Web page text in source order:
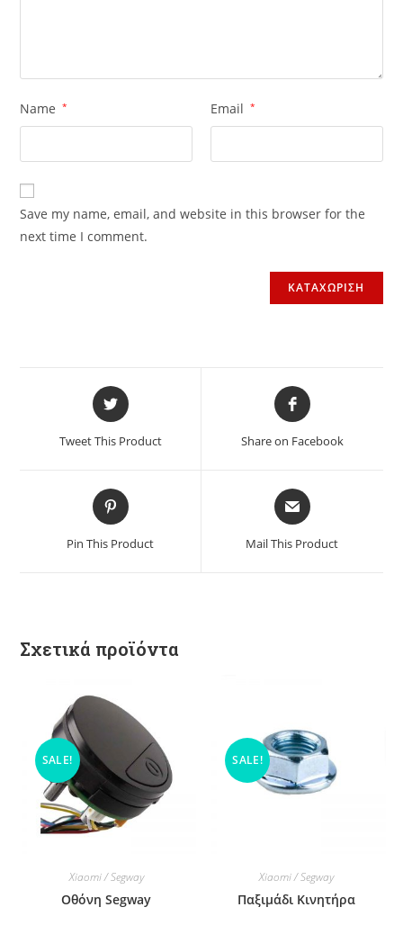
Name * Email *
Save my name, email, and website in this browser for the
next time I comment.
Tweet This Product Share on Facebook
Pin This Product Mail This Product
Σχετικά προϊόντα
SALE!
Xiaomi / Segway
Οθόνη Segway
SALE!
Xiaomi / Segway
Παξιμάδι Κινητήρα